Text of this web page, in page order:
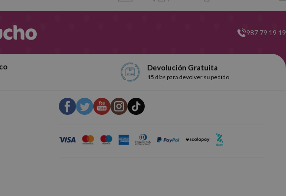
987 79 19 19
Devolución Gratuita
15 días para devolver su pedido